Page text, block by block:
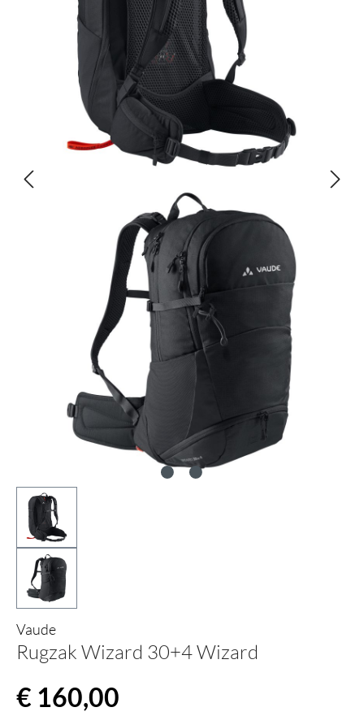
Vaude
Rugzak Wizard 30+4 Wizard
Normale prijs:
€ 160,00